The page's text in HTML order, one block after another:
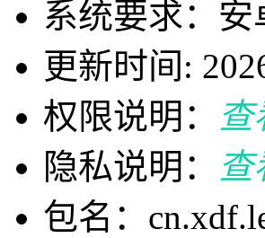
系统要求：安
更新时间:
权限说明：
查
隐私说明：
查
包名：